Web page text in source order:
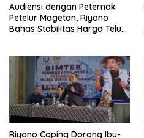
Audiensi dengan Peternak
Petelur Magetan, Riyono
Bahas Stabilitas Harga Telur
Riyono Caping Dorong Ibu-